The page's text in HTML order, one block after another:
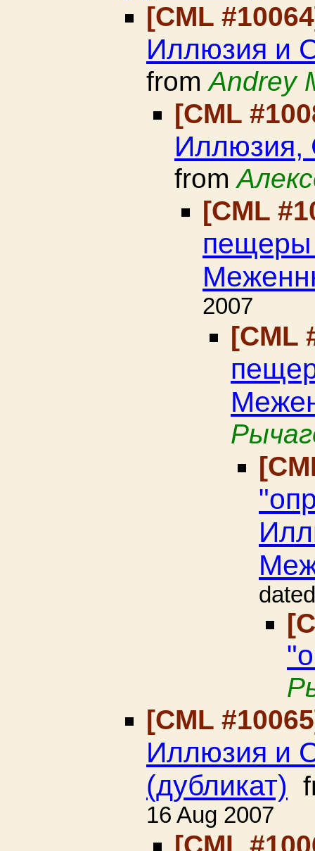
[CML
Иллюзия и
fromAndrey
[CML
Иллюзия,
from
[CML
2007
[CML
[CML
Иллюзия и
(дубликат)
16 Aug 2007